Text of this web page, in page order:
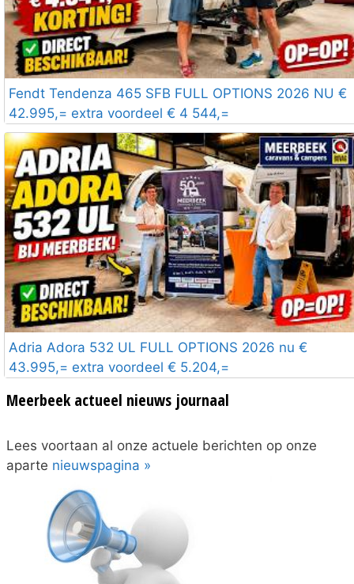
Fendt Tendenza 465 SFB FULL OPTIONS 2026 NU €
42.995,= extra voordeel € 4 544,=
Adria Adora 532 UL FULL OPTIONS 2026 nu €
43.995,= extra voordeel € 5.204,=
Meerbeek actueel nieuws journaal
Lees voortaan al onze actuele berichten op onze
aparte nieuwspagina »